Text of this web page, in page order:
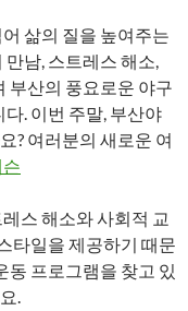
삶의 질을 높여주는
남, 스트레스 해소,
부산의 풍요로운 야구
. 이번 주말, 부산야
? 여러분의 새로운 여
스 해소와 사회적 교
타일을 제공하기 때문
동 프로그램을 찾고 있
.